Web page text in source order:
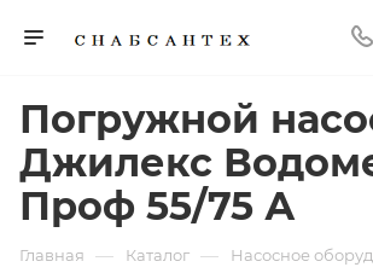
Погружной
Джилекс
Проф 55/75 А
Главная — Каталог — Насосное